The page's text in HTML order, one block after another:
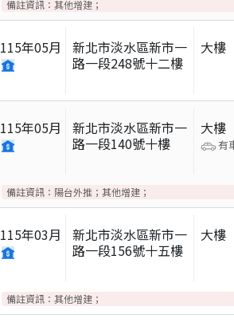
備註資訊： 其他增建；
115年05月
新北市淡水區新市一
路一段248號十二樓
大樓
115年05月
新北市淡水區新市一
路一段140號十樓
大樓
有
備註資訊： 陽台外推；其他增建；
115年03月
新北市淡水區新市一
路一段156號十五樓
大樓
備註資訊： 其他增建；